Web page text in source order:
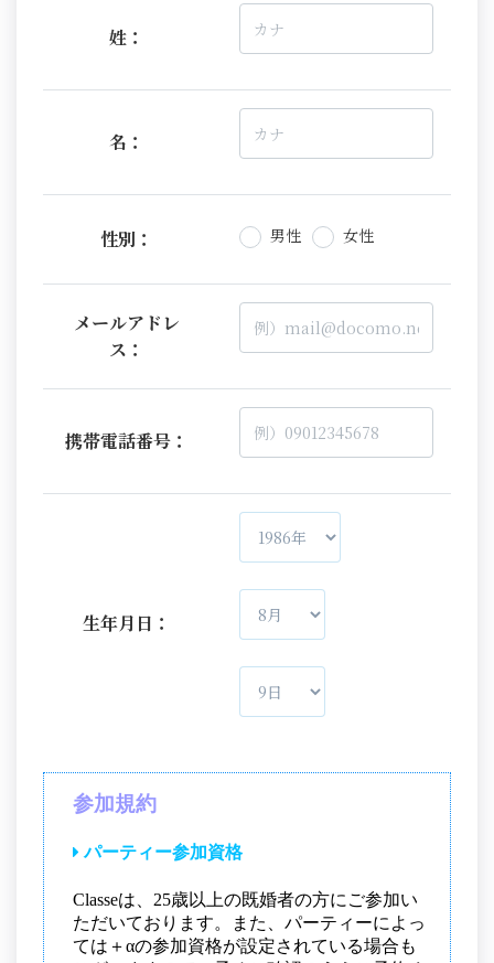
姓：
名：
性別： 男性 女性
メールアドレ
ス：
携帯電話番号：
生年月日：